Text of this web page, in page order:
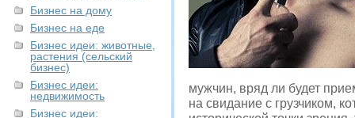
Бизнес на дому
Бизнес на еде
Бизнес идеи: животные,
растения (сельский
бизнес)
Бизнес идеи:
недвижимость
Бизнес идеи:
мужчин, вряд ли будет
на свидание с грузчиком,